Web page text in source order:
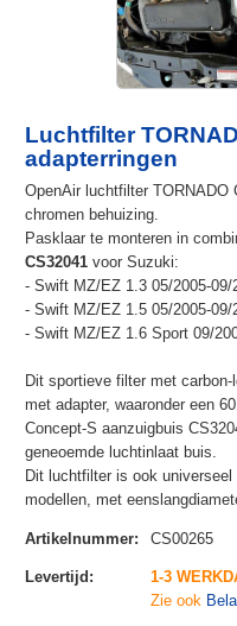
Luchtfilter
adapterringen
OpenAir luchtfilter TORNADO
chromen behuizing.
Pasklaar te monteren in
CS32041voor Suzuki:
- Swift MZ/EZ 1.3 05/2005-09/
- Swift MZ/EZ 1.5 05/2005-09/
- Swift MZ/EZ 1.6 Sport 09/
Dit sportieve filter met
met adapter, waaronder een
Concept-S aanzuigbuis
geneoemde luchtinlaat buis.
Dit luchtfilter is ook
modellen, met
Artikelnummer: CS00265
Levertijd:
1-3
Zie ook